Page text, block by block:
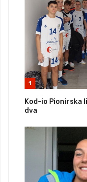
1
Kod-io Pionirska
dva